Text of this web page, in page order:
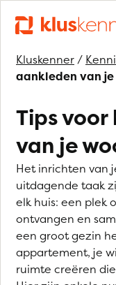
Kluskenner/
aankleden van
Tips
van je
Het inrichten van
uitdagende taak
elk huis: een plek
ontvangen en
een groot gezin
appartement, je
ruimte creëren